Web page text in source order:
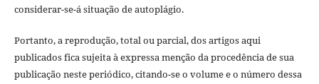
considerar-se-á situação de autoplágio.
Portanto, a reprodução, total ou parcial, dos artigos aqui
publicados fica sujeita à expressa menção da procedência de sua
publicação neste periódico, citando-se o volume e o número dessa